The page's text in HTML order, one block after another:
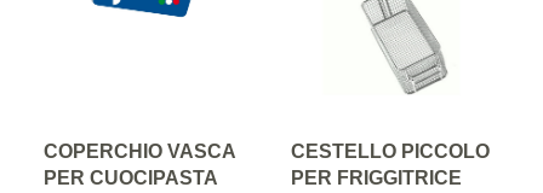
COPERCHIO VASCA
PER CUOCIPASTA
CESTELLO PICCOLO
PER FRIGGITRICE